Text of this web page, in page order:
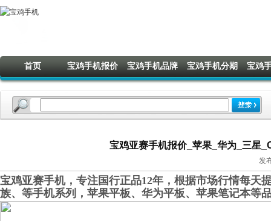
首页 宝鸡手机报价 宝鸡手机品牌 宝鸡手机分期 宝鸡
宝鸡亚赛手机报价_苹果_华为_三星
发
宝鸡亚赛手机，专注国行正品12年，根据市场行情每天
族、等手机系列，苹果平板、华为平板、苹果笔记本等